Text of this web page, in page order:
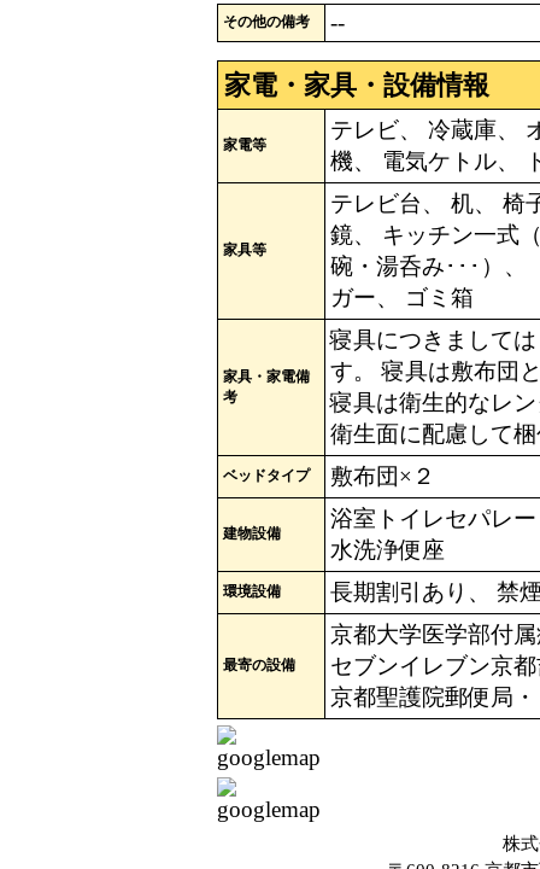
その他の備考 --
家電・家具・設備情報
家電等
テレビ、 冷蔵庫、
機、 電気ケトル、
家具等
テレビ台、 机、 椅
鏡、 キッチン一式
碗・湯呑み･･･）、
ガー、 ゴミ箱
家具・家電備
考
寝具につきまして
す。 寝具は敷布団
寝具は衛生的なレ
衛生面に配慮して
ベッドタイプ 敷布団×２
建物設備
浴室トイレセパレ
水洗浄便座
環境設備 長期割引あり、 禁
最寄の設備
京都大学医学部付
セブンイレブン京
京都聖護院郵便局
株